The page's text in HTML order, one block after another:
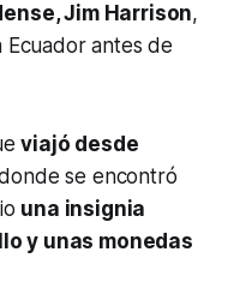
Jim Harrison,
Ecuador antes de
viajó desde
se encontró
una insignia
y unas monedas